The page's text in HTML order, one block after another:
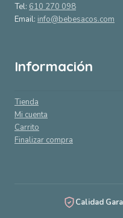
Tel: 610 270 098
Email: info@bebesacos.com
Información
Tienda
Mi cuenta
Carrito
Finalizar compra
Calidad